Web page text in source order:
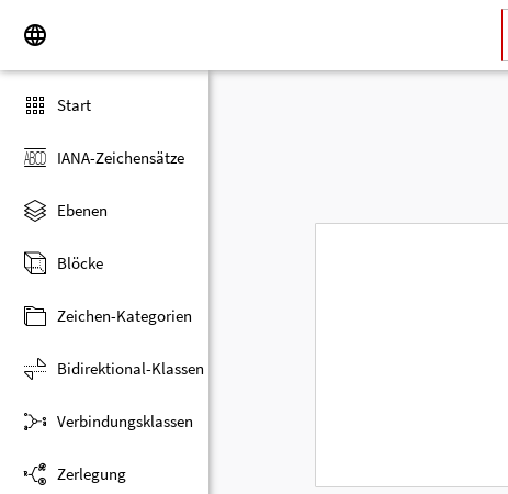
Start
IANA-Zeichensätze
Ebenen
Blöcke
Zeichen-Kategorien
Bidirektional-Klassen
Verbindungsklassen
Zerlegung